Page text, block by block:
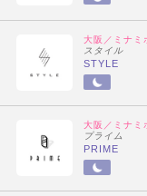
大阪／ミナミ
スタイル
STYLE
大阪／ミナミ
プライム
PRIME